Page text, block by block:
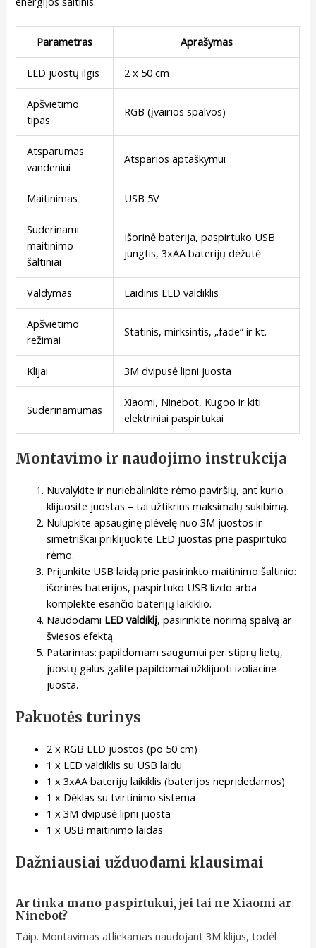
Parametras Aprašymas
LED juostų ilgis 2 x 50 cm
Apšvietimo
tipas
RGB (įvairios spalvos)
Atsparumas
vandeniui
Atsparios aptaškymui
Maitinimas USB 5V
Suderinami
maitinimo
šaltiniai
Išorinė baterija, paspirtuko USB
jungtis, 3xAA baterijų dėžutė
Valdymas Laidinis LED valdiklis
Apšvietimo
režimai
Statinis, mirksintis, „fade“ ir kt.
Klijai 3M dvipusė lipni juosta
Suderinamumas
Xiaomi, Ninebot, Kugoo ir kiti
elektriniai paspirtukai
Montavimo ir naudojimo instrukcija
Nuvalykite ir nuriebalinkite rėmo paviršių, ant kurio
klijuosite juostas – tai užtikrins maksimalų sukibimą.
Nulupkite apsauginę plėvelę nuo 3M juostos ir
simetriškai priklijuokite LED juostas prie paspirtuko
rėmo.
Prijunkite USB laidą prie pasirinkto maitinimo šaltinio:
išorinės baterijos, paspirtuko USB lizdo arba
komplekte esančio baterijų laikiklio.
Naudodami LED valdiklį, pasirinkite norimą spalvą ar
šviesos efektą.
Patarimas: papildomam saugumui per stiprų lietų,
juostų galus galite papildomai užklijuoti izoliacine
juosta.
Pakuotės turinys
2 x RGB LED juostos (po 50 cm)
1 x LED valdiklis su USB laidu
1 x 3xAA baterijų laikiklis (baterijos nepridedamos)
1 x Dėklas su tvirtinimo sistema
1 x 3M dvipusė lipni juosta
1 x USB maitinimo laidas
Dažniausiai užduodami klausimai
Ar tinka mano paspirtukui, jei tai ne Xiaomi ar
Ninebot?
Taip. Montavimas atliekamas naudojant 3M klijus, todėl